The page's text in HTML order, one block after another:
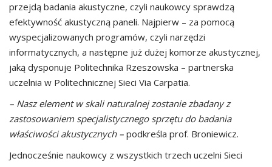
przejdą badania akustyczne, czyli naukowcy sprawdzą
efektywność akustyczną paneli. Najpierw – za pomocą
wyspecjalizowanych programów, czyli narzędzi
informatycznych, a następne już dużej komorze akustycznej,
jaką dysponuje Politechnika Rzeszowska – partnerska
uczelnia w Politechnicznej Sieci Via Carpatia.
– Nasz element w skali naturalnej zostanie zbadany z
zastosowaniem specjalistycznego sprzętu do badania
właściwości akustycznych – podkreśla prof. Broniewicz.
Jednocześnie naukowcy z wszystkich trzech uczelni Sieci